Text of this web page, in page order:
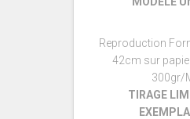
Reproduction
42cm sur
300gr/
TIRAGE